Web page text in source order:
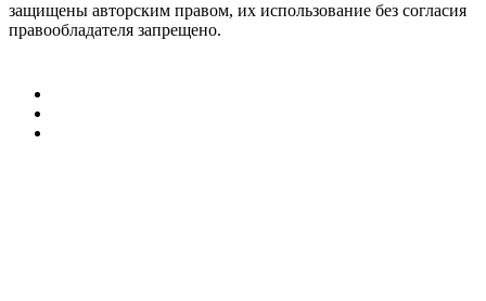
защищены авторским правом, их использование без согласия
правообладателя запрещено.